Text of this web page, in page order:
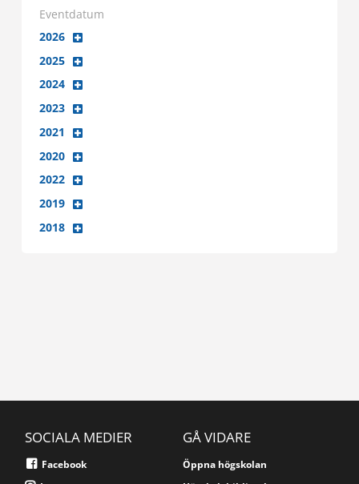
Eventdatum
2026
2025
2024
2023
2021
2020
2022
2019
2018
SOCIALA MEDIER
Facebook
GÅ VIDARE
Öppna högskolan